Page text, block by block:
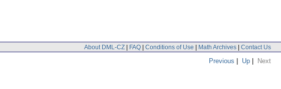
About DML-CZ | FAQ | Conditions of Use | Math Archives | Contact Us
Previous | Up | Next